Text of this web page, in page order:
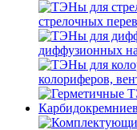
стрелочных
диффузионных
колориферов,